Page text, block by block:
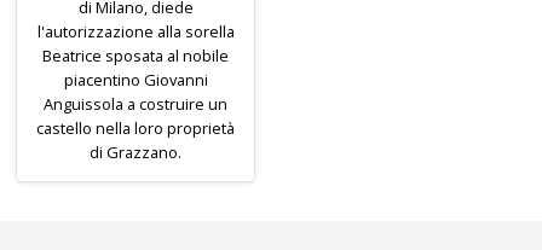
di Milano, diede
l'autorizzazione alla sorella
Beatrice sposata al nobile
piacentino Giovanni
Anguissola a costruire un
castello nella loro proprietà
di Grazzano.